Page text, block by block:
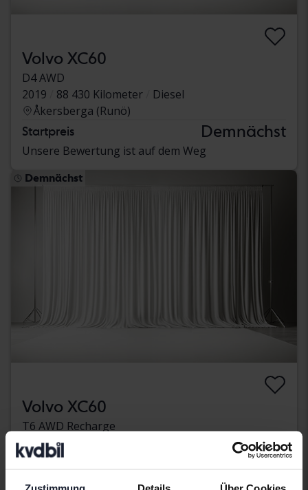
Volvo XC60
D4 AWD
2019
88 430 Kilometer
Diesel
Åkersberga (Runö)
Startpreis Demnächst
Unsere Bewertung ist auf dem Weg
Demnächst
Volvo XC60
T6 AWD Recharge
2024
107 410 Kilometer
Elektrisch/Benzin
Åkersberga (Runö)
Demnächst